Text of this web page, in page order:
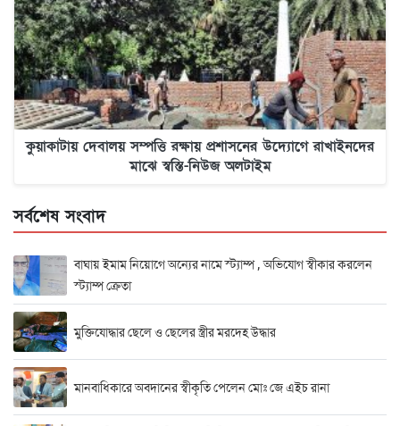
কুয়াকাটায় দেবালয় সম্পত্তি রক্ষায় প্রশাসনের উদ্যোগে রাখাইনদের
মাঝে স্বস্তি-নিউজ অলটাইম
সর্বশেষ সংবাদ
বাঘায় ইমাম নিয়োগে অন্যের নামে স্ট্যাম্প , অভিযোগ স্বীকার করলেন
স্ট্যাম্প ক্রেতা
মুক্তিযোদ্ধার ছেলে ও ছেলের স্ত্রীর মরদেহ উদ্ধার
মানবাধিকারে অবদানের স্বীকৃতি পেলেন মোঃ জে এইচ রানা